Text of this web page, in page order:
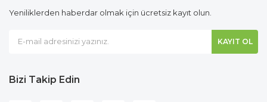
Yeniliklerden haberdar olmak için ücretsiz kayıt olun.
KAYIT OL
Bizi Takip Edin